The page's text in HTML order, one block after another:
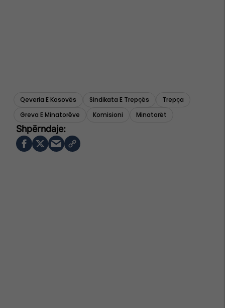
Qeveria E Kosovës Sindikata E Trepçës
Trepça
Greva E Minatorëve
Komisioni Minatorët